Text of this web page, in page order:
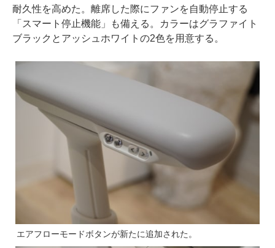
耐久性を高めた。離席した際にファンを自動停止する
「スマート停止機能」も備える。カラーはグラファイト
ブラックとアッシュホワイトの2色を用意する。
エアフローモードボタンが新たに追加された。